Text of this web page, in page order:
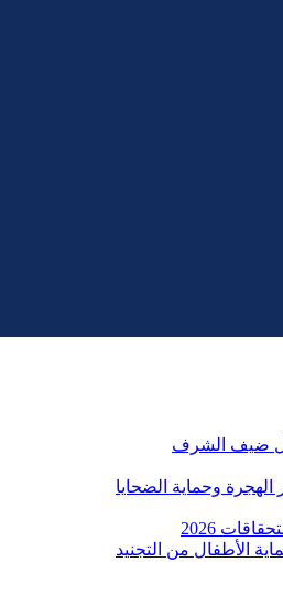
الهجرة وحماية الضحايا
2026
الأطفال من التجنيد